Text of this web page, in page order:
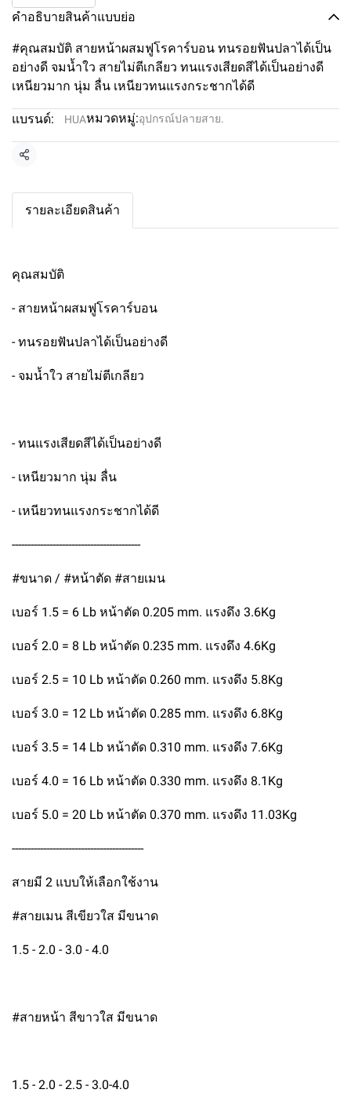
คำอธิบายสินค้าแบบย่อ
#คุณสมบัติ สายหน้าผสมฟูโรคาร์บอน ทนรอยฟันปลาได้เป็น
อย่างดี จมน้ำใว สายไม่ตีเกลียว ทนแรงเสียดสีได้เป็นอย่างดี
เหนียวมาก นุ่ม ลื่น เหนียวทนแรงกระชากได้ดี
แบรนด์: HUAหมวดหมู่:อุปกรณ์ปลายสาย.
แชร์
รายละเอียดสินค้า
คุณสมบัติ
- สายหน้าผสมฟูโรคาร์บอน
- ทนรอยฟันปลาได้เป็นอย่างดี
- จมน้ำใว สายไม่ตีเกลียว
- ทนแรงเสียดสีได้เป็นอย่างดี
- เหนียวมาก นุ่ม ลื่น
- เหนียวทนแรงกระชากได้ดี
-----------------------------------------
#ขนาด / #หน้าตัด #สายเมน
เบอร์ 1.5 = 6 Lb หน้าตัด 0.205 mm. แรงดึง 3.6Kg
เบอร์ 2.0 = 8 Lb หน้าตัด 0.235 mm. แรงดึง 4.6Kg
เบอร์ 2.5 = 10 Lb หน้าตัด 0.260 mm. แรงดึง 5.8Kg
เบอร์ 3.0 = 12 Lb หน้าตัด 0.285 mm. แรงดึง 6.8Kg
เบอร์ 3.5 = 14 Lb หน้าตัด 0.310 mm. แรงดึง 7.6Kg
เบอร์ 4.0 = 16 Lb หน้าตัด 0.330 mm. แรงดึง 8.1Kg
เบอร์ 5.0 = 20 Lb หน้าตัด 0.370 mm. แรงดึง 11.03Kg
------------------------------------------
สายมี 2 แบบให้เลือกใช้งาน
#สายเมน สีเขียวใส มีขนาด
1.5 - 2.0 - 3.0 - 4.0
#สายหน้า สีขาวใส มีขนาด
1.5 - 2.0 - 2.5 - 3.0-4.0